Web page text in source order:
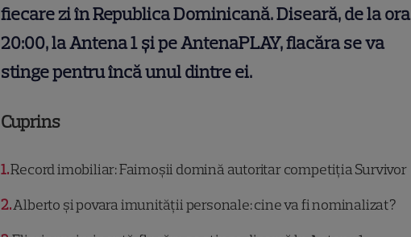
fiecare zi în Republica Dominicană. Diseară, de la ora
20:00, la Antena 1 și pe AntenaPLAY, flacăra se va
stinge pentru încă unul dintre ei.
Cuprins
1Record imobiliar: Faimoșii domină autoritar competiția Survivor
2Alberto și povara imunității personale: cine va fi nominalizat?